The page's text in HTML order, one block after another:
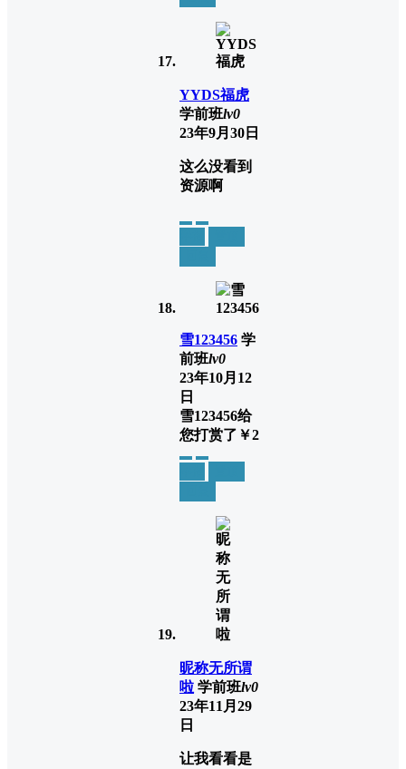
YYDS福虎
学前班lv0
23年9月30日
这么没看到
资源啊
雪123456 学
前班lv0
23年10月12
日
雪123456给
您打赏了 ￥2
昵称无所谓
啦 学前班lv0
23年11月29
日
让我看看是